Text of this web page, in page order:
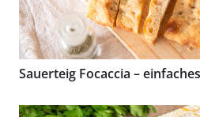
Sauerteig Focaccia –